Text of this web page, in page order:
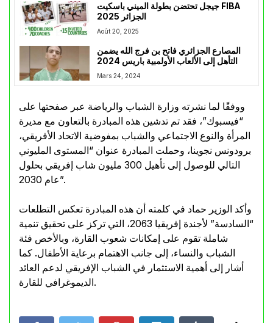
جيجل تحتضن بطولة الميني باسكيت FIBA
الجزائر 2025
Août 20, 2025
المصارع الجزائري فاتح بن فرج الله يضمن
التأهل إلى الألعاب الأولمبية باريس 2024
Mars 24, 2024
ووفقًا لما نشرته وزارة الشباب والرياضة عبر صفحتها على
“فيسبوك”، فقد تم تدشين هذه المبادرة بالتعاون مع مديرة
المرأة والنوع الاجتماعي والشباب بمفوضية الاتحاد الأفريقي،
برودونس نجوينا، وحملت المبادرة عنوان “المستوى المليوني
التالي للوصول إلى تأهيل 300 مليون شاب إفريقي بحلول
عام 2030”.
وأكد الوزير حماد في كلمته أن هذه المبادرة تعكس التطلعات
“السادسة” لأجندة إفريقيا 2063، التي تركز على تحقيق تنمية
شاملة تقوم على إمكانات شعوب القارة، وبالأخص فئة
الشباب والنساء، إلى جانب الاهتمام برعاية الأطفال. كما
أشار إلى أهمية الاستثمار في الشباب الإفريقي لدعم العائد
الديموغرافي للقارة.